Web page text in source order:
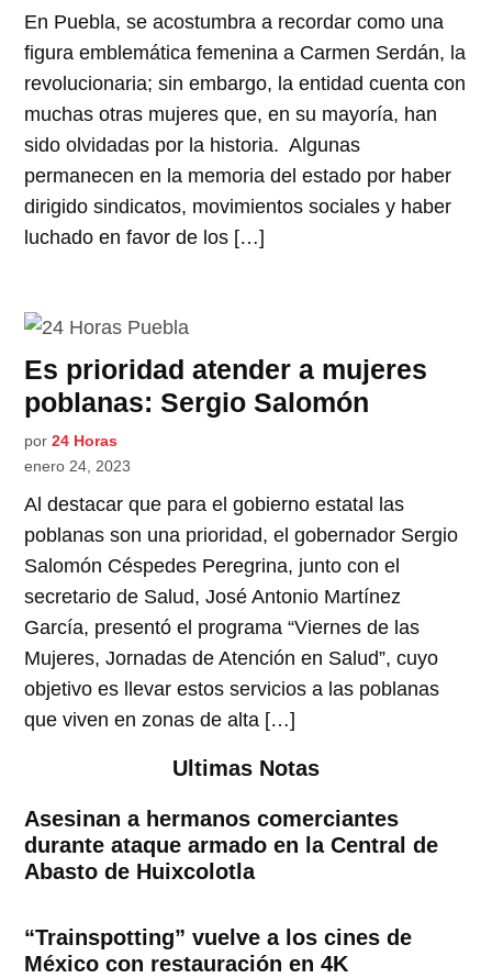
En Puebla, se acostumbra a recordar como una
figura emblemática femenina a Carmen Serdán, la
revolucionaria; sin embargo, la entidad cuenta con
muchas otras mujeres que, en su mayoría, han
sido olvidadas por la historia. Algunas
permanecen en la memoria del estado por haber
dirigido sindicatos, movimientos sociales y haber
luchado en favor de los […]
Es prioridad atender a mujeres
poblanas: Sergio Salomón
por 24 Horas
enero 24, 2023
Al destacar que para el gobierno estatal las
poblanas son una prioridad, el gobernador Sergio
Salomón Céspedes Peregrina, junto con el
secretario de Salud, José Antonio Martínez
García, presentó el programa “Viernes de las
Mujeres, Jornadas de Atención en Salud”, cuyo
objetivo es llevar estos servicios a las poblanas
que viven en zonas de alta […]
Ultimas Notas
Asesinan a hermanos comerciantes
durante ataque armado en la Central de
Abasto de Huixcolotla
“Trainspotting” vuelve a los cines de
México con restauración en 4K